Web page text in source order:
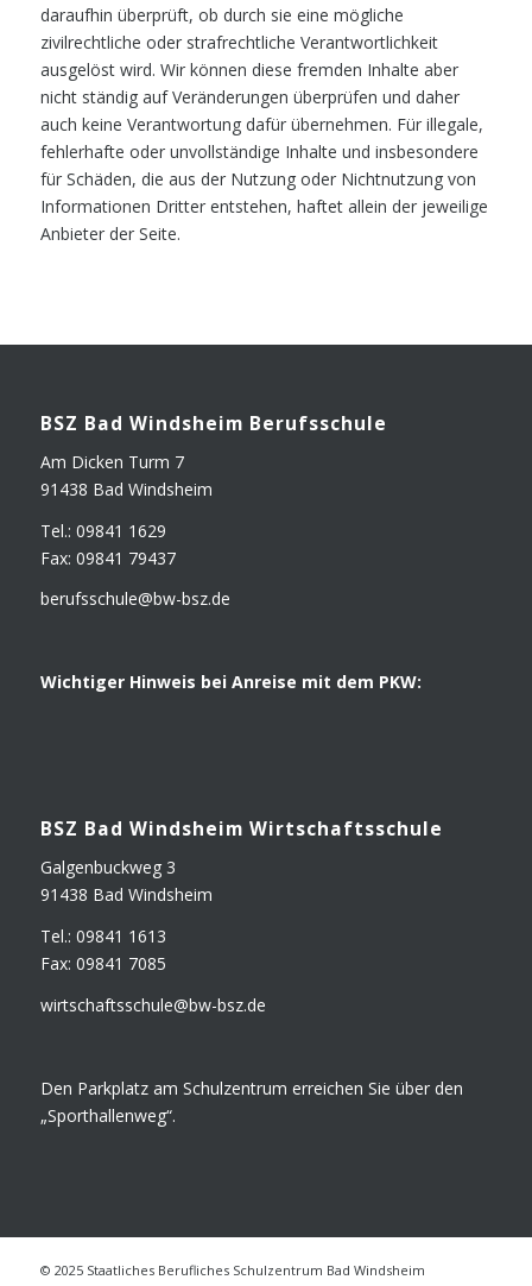
daraufhin überprüft, ob durch sie eine mögliche
zivilrechtliche oder strafrechtliche Verantwortlichkeit
ausgelöst wird. Wir können diese fremden Inhalte aber
nicht ständig auf Veränderungen überprüfen und daher
auch keine Verantwortung dafür übernehmen. Für illegale,
fehlerhafte oder unvollständige Inhalte und insbesondere
für Schäden, die aus der Nutzung oder Nichtnutzung von
Informationen Dritter entstehen, haftet allein der jeweilige
Anbieter der Seite.
BSZ Bad Winds­heim Berufsschule
Am Dicken Turm 7
91438 Bad Windsheim
Tel.: 09841 1629
Fax: 09841 79437
berufsschule@​bw-​bsz.​de
Wich­ti­ger Hin­weis bei Anrei­se mit dem PKW:
BSZ Bad Winds­heim Wirtschaftsschule
Gal­gen­buck­weg 3
91438 Bad Windsheim
Tel.: 09841 1613
Fax: 09841 7085
wirtschaftsschule@​bw-​bsz.​de
Den Park­platz am Schul­zen­trum errei­chen Sie über den
„Sport­hal­len­weg“.
© 2025 Staatliches Berufliches Schulzentrum Bad Windsheim